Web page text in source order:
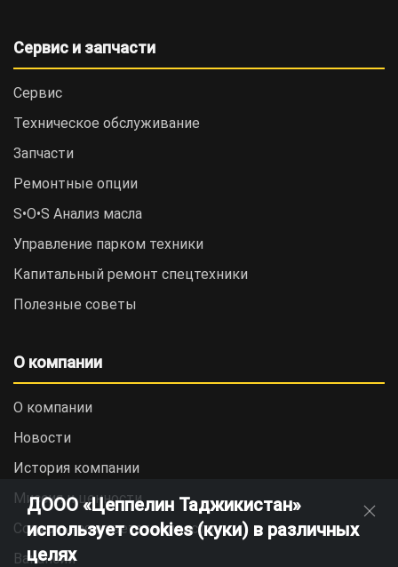
Сервис и запчасти
Сервис
Техническое обслуживание
Запчасти
Ремонтные опции
S•O•S Анализ масла
Управление парком техники
Капитальный ремонт спецтехники
Полезные советы
О компании
О компании
Новости
История компании
Миссия и ценности
Социальная ответственность
Вакансии
ДООО «Цеппелин Таджикистан»
использует cookies (куки) в различных
целях